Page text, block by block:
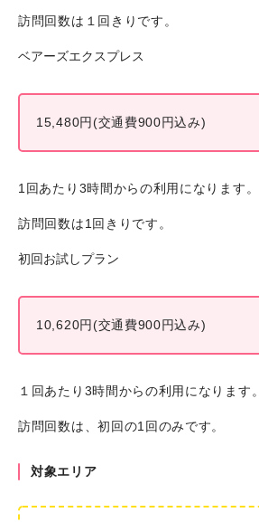
訪問回数は１回きりです。
ベアーズエクスプレス
15,480円(交通費900円込み)
1回あたり3時間からの利用になります。
訪問回数は1回きりです。
初回お試しプラン
10,620円(交通費900円込み)
１回あたり3時間からの利用になります。
訪問回数は、初回の1回のみです。
対象エリア